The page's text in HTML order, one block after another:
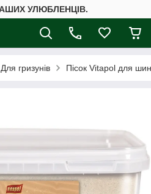
УЛЮБЛЕНЦІВ.
Для гризунів Пісок Vitapol для